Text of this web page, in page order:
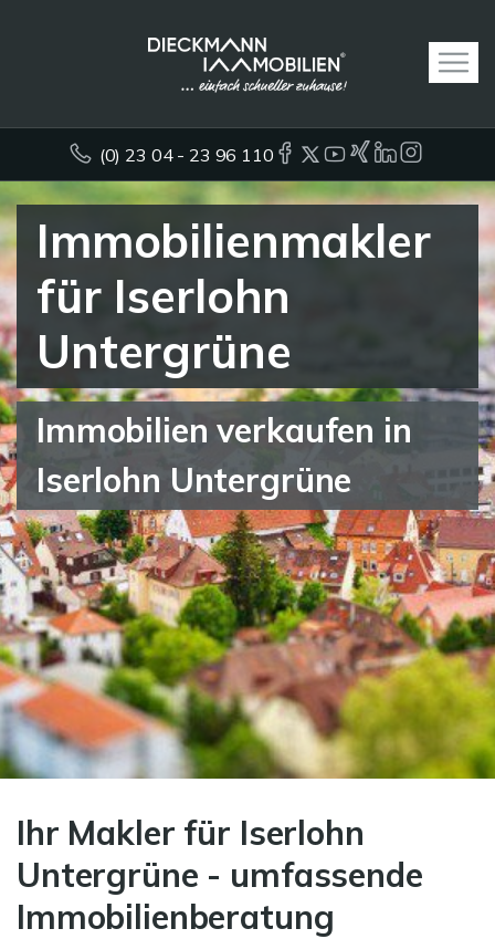
(0) 23 04 - 23 96 110
Immobilienmakler
für Iserlohn
Untergrüne
Immobilien verkaufen in
Iserlohn Untergrüne
Ihr Makler für Iserlohn
Untergrüne - umfassende
Immobilienberatung